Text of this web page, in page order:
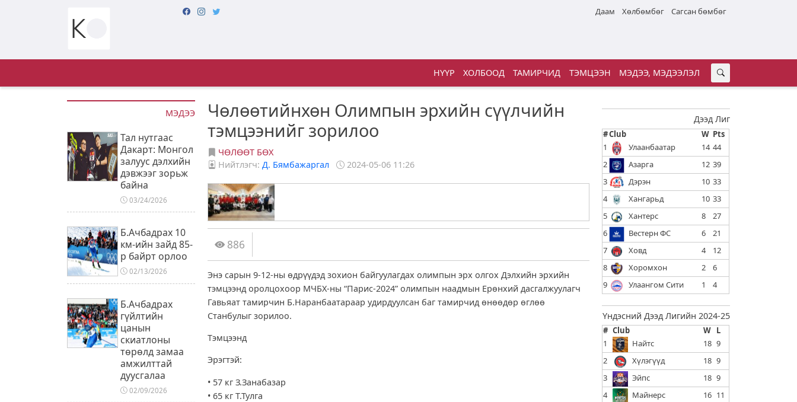
Даам Хөлбөмбөг Сагсан бөмбөг
НҮҮР ХОЛБООД ТАМИРЧИД ТЭМЦЭЭН МЭДЭЭ, МЭДЭЭЛЭЛ
МЭДЭЭ
Тал нутгаас
Дакарт: Монгол
залуус дэлхийн
дэвжээг зорьж
байна
03/24/2026
Б.Ачбадрах 10
км-ийн зайд 85-
р байрт орлоо
02/13/2026
Б.Ачбадрах
гүйлтийн
цанын
скиатлоны
төрөлд замаа
амжилттай
дуусгалаа
02/09/2026
Чөлөөтийнхөн Олимпын эрхийн сүүлчийн
тэмцээнийг зорилоо
ЧӨЛӨӨТ БӨХ
Нийтлэгч:Д. Бямбажаргал 2024-05-06 11:26
886
Энэ сарын 9-12-ны өдрүүдэд зохион байгуулагдах олимпын эрх олгох Дэлхийн эрхийн
тэмцээнд оролцохоор МЧБХ-ны “Парис-2024” олимпын наадмын Ерөнхий дасгалжуулагч
Гавьяат тамирчин Б.Наранбаатараар удирдуулсан баг тамирчид өнөөдөр өглөө
Станбулыг зорилоо.
Тэмцээнд
Эрэгтэй:
• 57 кг З.Занабазар
• 65 кг Т.Тулга
Дээд Лиг
#Club W Pts
1
Улаанбаатар 14 44
2
Азарга 12 39
3
Дэрэн 10 33
4
Хангарьд 10 33
5
Хантерс 8
27
6
Вестерн ФС 6
21
7
Ховд 4
12
8
Хоромхон 2
6
9
Улаангом Сити 1 4
Үндэсний Дээд Лигийн 2024-25
# Club W L
1
Найтс 18 9
2
Хүлэгүүд 18 9
3
Эйпс 18 9
4
Майнерс 16 11